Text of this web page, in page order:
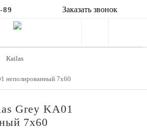
89 Заказать звонок
Kailas
неполированный 7x60
Grey KA01
7x60